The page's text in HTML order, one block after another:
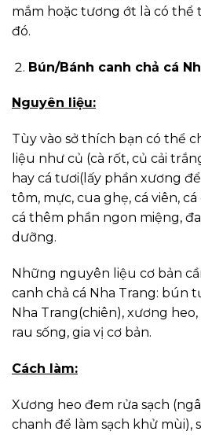
mắm hoặc tương ớt là có thể
đó.
Bún/Bánh canh chả cá
Nguyên liệu:
Tùy vào sở thích bạn có thể
liệu như củ (cà rốt, củ cải
hay cá tươi(lấy phần xương
tôm, mực, cua ghẹ, cá viên,
cá thêm phần ngon miệng,
dưỡng.
Những nguyên liệu cơ bản
canh chả cá Nha Trang: bún
Nha Trang(chiên), xương
rau sống, gia vị cơ bản.
Cách làm:
Xương heo đem rửa sạch
chanh để làm sạch khử mùi),